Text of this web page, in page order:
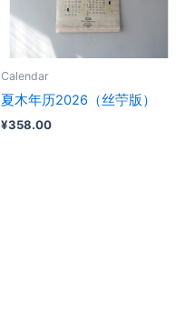
Calendar
夏木年历2026（丝苧版）
¥358.00